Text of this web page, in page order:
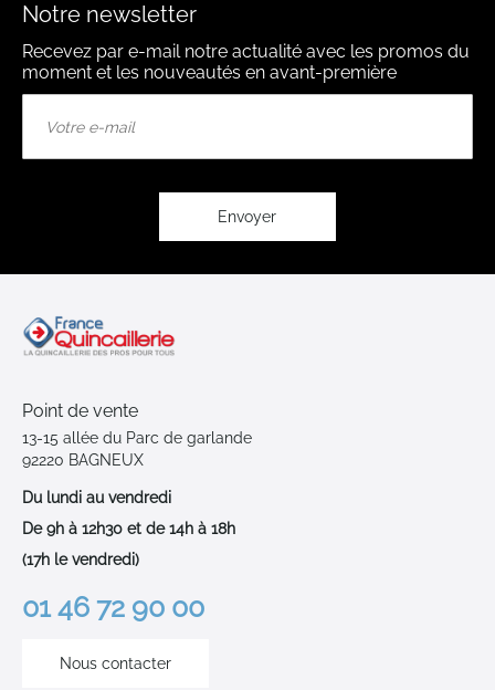
Notre newsletter
Recevez par e-mail notre actualité avec les promos du
moment et les nouveautés en avant-première
Envoyer
Point de vente
13-15 allée du Parc de garlande
92220 BAGNEUX
Du lundi au vendredi
De 9h à 12h30 et de 14h à 18h
(17h le vendredi)
01 46 72 90 00
Nous contacter